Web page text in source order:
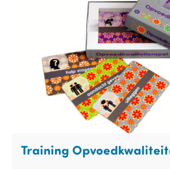
Training